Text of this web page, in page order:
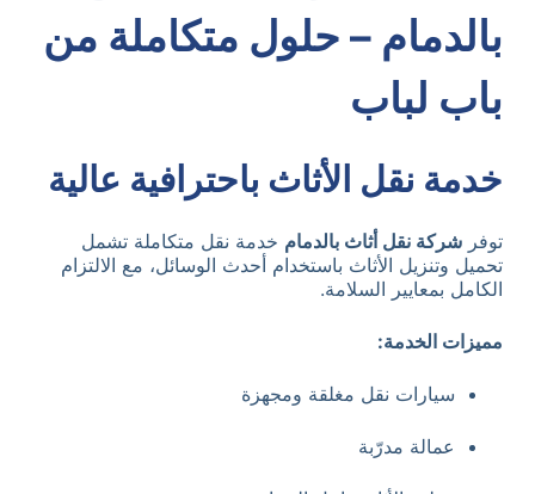
بالدمام – حلول متكاملة من
باب لباب
خدمة نقل الأثاث باحترافية عالية
توفر شركة نقل أثاث بالدمام خدمة نقل متكاملة تشمل
تحميل وتنزيل الأثاث باستخدام أحدث الوسائل، مع الالتزام
الكامل بمعايير السلامة.
مميزات الخدمة:
سيارات نقل مغلقة ومجهزة
عمالة مدرّبة